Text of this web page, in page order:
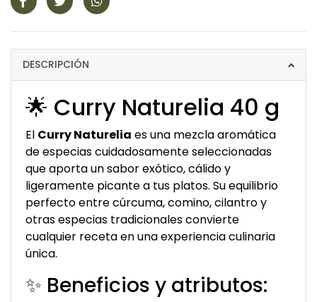
DESCRIPCIÓN
🌟 Curry Naturelia 40 g
El Curry Naturelia es una mezcla aromática
de especias cuidadosamente seleccionadas
que aporta un sabor exótico, cálido y
ligeramente picante a tus platos. Su equilibrio
perfecto entre cúrcuma, comino, cilantro y
otras especias tradicionales convierte
cualquier receta en una experiencia culinaria
única.
✨ Beneficios y atributos: